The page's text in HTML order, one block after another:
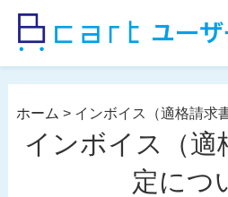
ホーム > インボイス（適格請求
インボイス（適
定につ